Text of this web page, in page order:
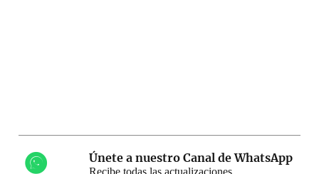
Únete a nuestro Canal de WhatsApp